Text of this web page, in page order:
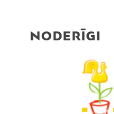
NODERĪGI